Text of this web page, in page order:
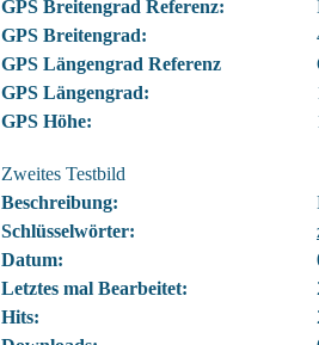
GPS Breitengrad Referenz:
GPS Breitengrad:
GPS Längengrad Referenz
GPS Längengrad:
GPS Höhe:
Zweites Testbild
Beschreibung:
Schlüsselwörter:
Datum:
Letztes mal Bearbeitet:
Hits: